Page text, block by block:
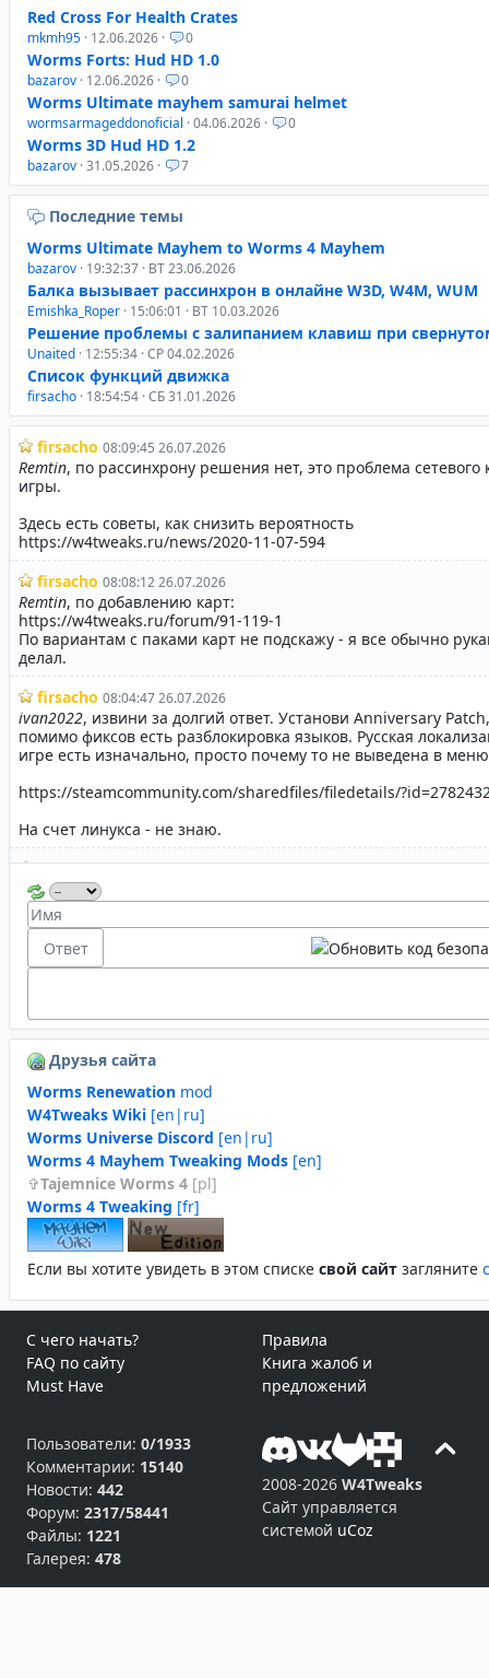
Red Cross For Health Crates
mkmh95 · 12.06.2026 · 0
Worms Forts: Hud HD 1.0
bazarov · 12.06.2026 · 0
Worms Ultimate mayhem samurai helmet
wormsarmageddonoficial · 04.06.2026 · 0
Worms 3D Hud HD 1.2
bazarov · 31.05.2026 · 7
Последние темы
Worms Ultimate Mayhem to Worms 4 Mayhem
bazarov · 19:32:37 · ВТ 23.06.2026
Балка вызывает рассинхрон в онлайне W3D, W4M, WUM
Emishka_Roper · 15:06:01 · ВТ 10.03.2026
Решение проблемы с залипанием клавиш при
Unaited · 12:55:34 · СР 04.02.2026
Список функций движка
firsacho · 18:54:54 · СБ 31.01.2026
Друзья сайта
Worms Renewation mod
W4Tweaks Wiki [en|ru]
Worms Universe Discord [en|ru]
Worms 4 Mayhem Tweaking Mods [en]
Tajemnice Worms 4 [pl]
Worms 4 Tweaking [fr]
Если вы хотите увидеть в этом спиcке свой сайт загляните
С чего начать?
FAQ по сайту
Must Have
Правила
Книга жалоб и
предложений
Пользователи: 0/1933
Комментарии: 15140
Новости: 442
Форум: 2317/58441
Файлы: 1221
Галерея: 478
2008-2026 W4Tweaks
Сайт управляется
системой uCoz